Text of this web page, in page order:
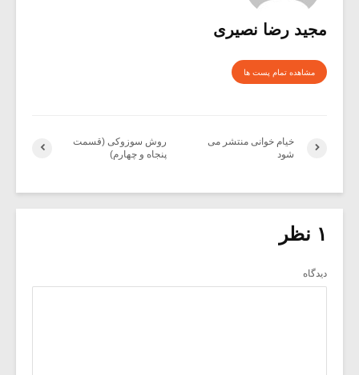
مجید رضا نصیری
مشاهده تمام پست ها
روش سوزوکی (قسمت
پنجاه و چهارم)
خیام خوانی منتشر می
شود
۱ نظر
دیدگاه